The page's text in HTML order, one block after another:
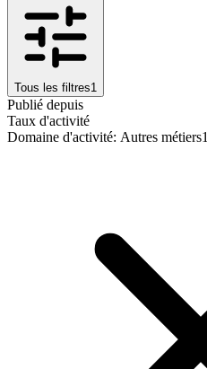
Tous les filtres1
Publié depuis
Taux d'activité
Domaine d'activité: Autres métiers1